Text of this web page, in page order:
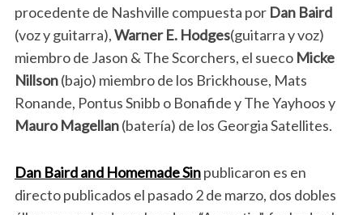
procedente de Nashville compuesta por Dan Baird
(voz y guitarra),Warner E. Hodges(guitarra y voz)
miembro de Jason & The Scorchers, el sueco Micke
Nillson(bajo) miembro de los Brickhouse, Mats
Ronande, Pontus Snibb o Bonafide y The Yayhoos y
Mauro Magellan(batería) de los Georgia Satellites.
Dan Baird and Homemade Sinpublicaron es en
directo publicados el pasado 2 de marzo, dos dobles